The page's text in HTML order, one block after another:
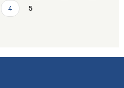
4 5